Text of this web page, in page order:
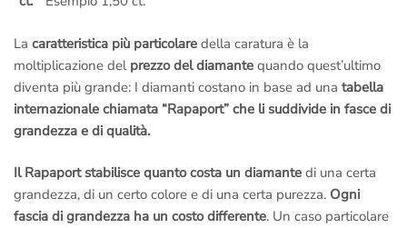
La caratteristica più particolare della caratura è la
moltiplicazione del prezzo del diamante quando quest’ultimo
diventa più grande: I diamanti costano in base ad una tabella
internazionale chiamata “Rapaport” che li suddivide in fasce di
grandezza e di qualità.
Il Rapaport stabilisce quanto costa un diamante di una certa
grandezza, di un certo colore e di una certa purezza. Ogni
fascia di grandezza ha un costo differente. Un caso particolare